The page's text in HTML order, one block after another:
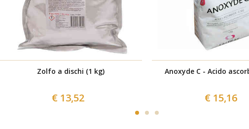
Zolfo a dischi (1 kg)
€ 13,52
Anoxyde C - Acido
€ 15,16